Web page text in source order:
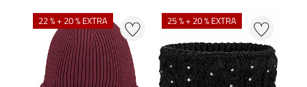
22 % + 20 % EXTRA 25 % + 20 % EXTRA